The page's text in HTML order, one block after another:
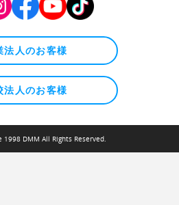
法人のお客様
法人のお客様
DMM All Rights Reserved.